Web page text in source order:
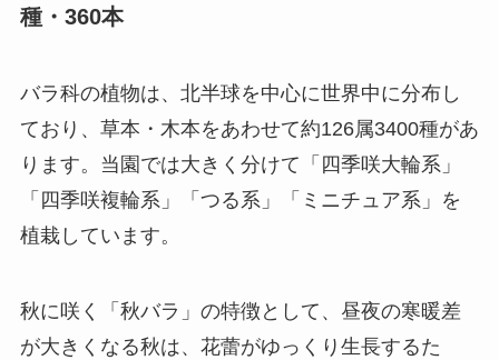
種・360本
バラ科の植物は、北半球を中心に世界中に分布し
ており、草本・木本をあわせて約126属3400種があ
ります。当園では大きく分けて「四季咲大輪系」
「四季咲複輪系」「つる系」「ミニチュア系」を
植栽しています。
秋に咲く「秋バラ」の特徴として、昼夜の寒暖差
が大きくなる秋は、花蕾がゆっくり生長するた